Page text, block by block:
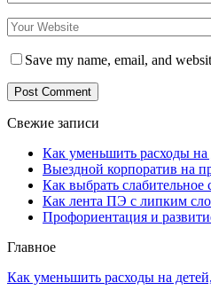
Save my name, email, and
Свежие записи
Как уменьшить расходы
Выездной корпоратив на
Как выбрать слабительное
Как лента ПЭ с липким
Профориентация и
Главное
Как уменьшить расходы на